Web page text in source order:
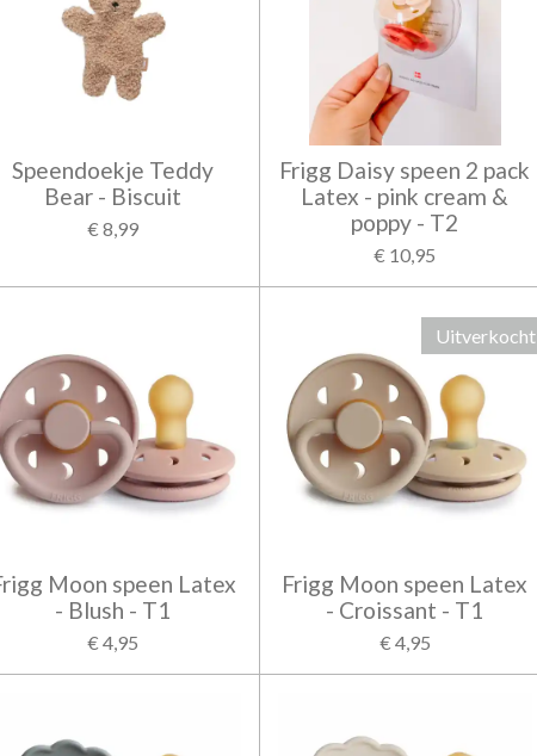
Speendoekje Teddy
Bear - Biscuit
€ 8,99
Frigg Daisy speen 2 pack
Latex - pink cream &
poppy - T2
€ 10,95
Moon speen Latex
- Blush - T1
€ 4,95
Uitverkocht
Frigg Moon speen Latex
- Croissant - T1
€ 4,95